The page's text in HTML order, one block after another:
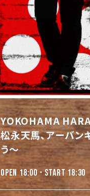
YOKOHAMA
松永天馬、アーバン
う〜
OPEN 18:00 - START 18:30